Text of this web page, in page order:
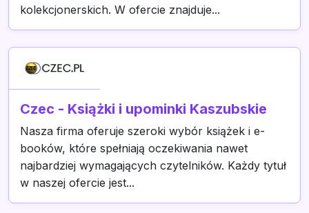
kolekcjonerskich. W ofercie znajduje...
Czec - Książki i upominki Kaszubskie
Nasza firma oferuje szeroki wybór książek i e-
booków, które spełniają oczekiwania nawet
najbardziej wymagających czytelników. Każdy tytuł
w naszej ofercie jest...